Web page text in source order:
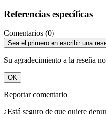
Referencias específicas
Comentarios (0)
Sea el primero en escribir una
Su agradecimiento a la reseña
OK
Reportar comentario
¿Está seguro de que quiere